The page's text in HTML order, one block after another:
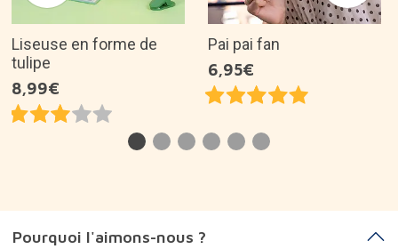
Liseuse en forme de
tulipe
8,99€
Pai pai fan
6,95€
Pourquoi l'aimons-nous ?